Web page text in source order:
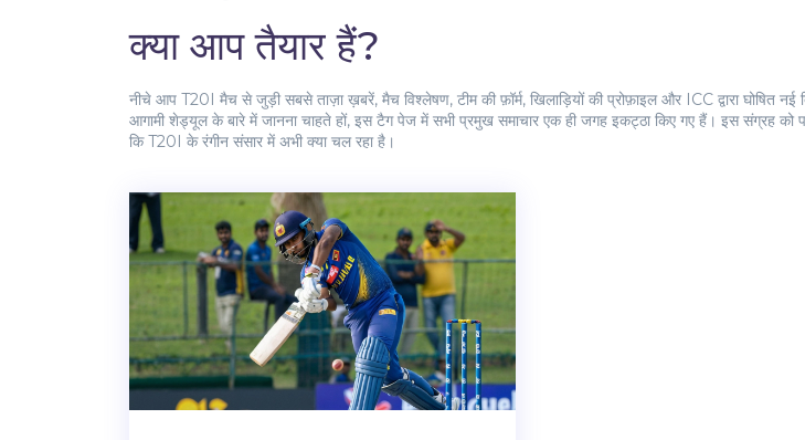
क्या आप तैयार हैं?
नीचे आप T20I मैच से जुड़ी सबसे ताज़ा ख़बरें, मैच विश्लेषण, टीम की फ़ॉर्म, खिलाड़ियों की प्रोफ़ाइल और ICC द्वारा घोषित नई
आगामी शेड्यूल के बारे में जानना चाहते हों, इस टैग पेज में सभी प्रमुख समाचार एक ही जगह इकट्ठा किए गए हैं। इस
कि T20I के रंगीन संसार में अभी क्या चल रहा है।